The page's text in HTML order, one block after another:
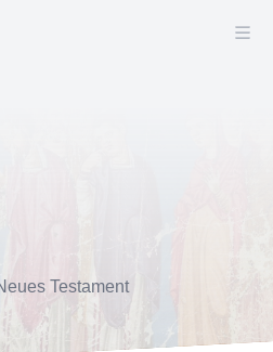
Testament